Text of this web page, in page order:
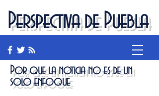
Perspectiva de Puebla
Por que la noticia no es de un
solo enfoque